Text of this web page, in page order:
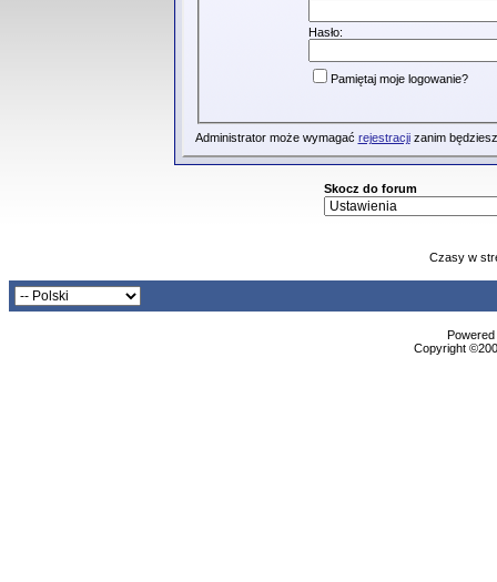
Hasło:
Pamiętaj moje logowanie?
Administrator może wymagać rejestracjizanim
Skocz do forum
Czasy w
Copyright